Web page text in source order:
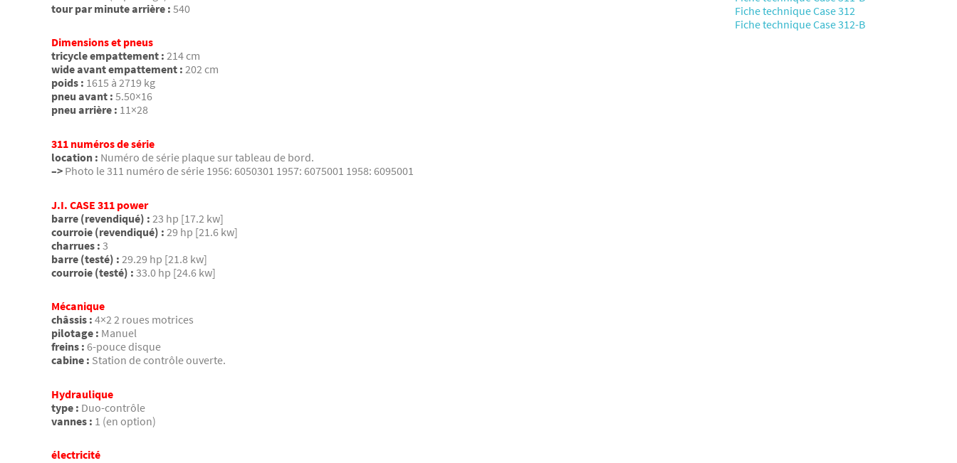
tour par minute arrière : 540
Dimensions et pneus
tricycle empattement : 214 cm
wide avant empattement : 202 cm
poids : 1615 à 2719 kg
pneu avant : 5.50×16
pneu arrière : 11×28
311 numéros de série
location : Numéro de série plaque sur tableau de bord.
–> Photo le 311 numéro de série 1956: 6050301 1957: 6075001 1958: 6095001
J.I. CASE 311 power
barre (revendiqué) : 23 hp [17.2 kw]
courroie (revendiqué) : 29 hp [21.6 kw]
charrues : 3
barre (testé) : 29.29 hp [21.8 kw]
courroie (testé) : 33.0 hp [24.6 kw]
Mécanique
châssis : 4×2 2 roues motrices
pilotage : Manuel
freins : 6-pouce disque
cabine : Station de contrôle ouverte.
Hydraulique
type : Duo-contrôle
vannes : 1 (en option)
électricité
Fiche technique Case 312
Fiche technique Case 312-B